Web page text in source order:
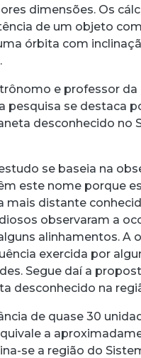
dimensões. Os
de um objeto
órbita com
e professor
pesquisa se destaca
desconhecido no
se baseia na
este nome porque
mais distante
observaram a
alinhamentos. A
exercida por
Segue daí a
desconhecido na
de quase 30
a
se a região do